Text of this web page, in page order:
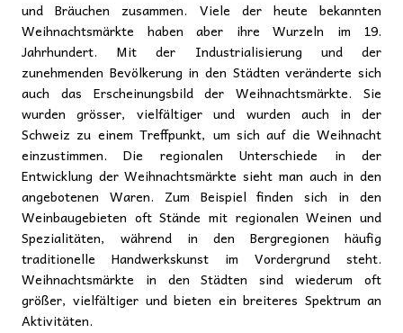
und Bräuchen zusammen. Viele der heute bekannten
Weihnachtsmärkte haben aber ihre Wurzeln im 19.
Jahrhundert. Mit der Industrialisierung und der
zunehmenden Bevölkerung in den Städten veränderte sich
auch das Erscheinungsbild der Weihnachtsmärkte. Sie
wurden grösser, vielfältiger und wurden auch in der
Schweiz zu einem Treffpunkt, um sich auf die Weihnacht
einzustimmen. Die regionalen Unterschiede in der
Entwicklung der Weihnachtsmärkte sieht man auch in den
angebotenen Waren. Zum Beispiel finden sich in den
Weinbaugebieten oft Stände mit regionalen Weinen und
Spezialitäten, während in den Bergregionen häufig
traditionelle Handwerkskunst im Vordergrund steht.
Weihnachtsmärkte in den Städten sind wiederum oft
größer, vielfältiger und bieten ein breiteres Spektrum an
Aktivitäten.